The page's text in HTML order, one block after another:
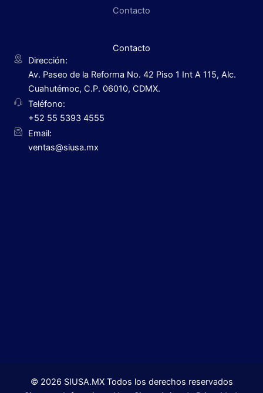
Contacto
Contacto
Dirección:
Av. Paseo de la Reforma No. 42 Piso 1 Int A 115, Alc.
Cuahutémoc, C.P. 06010, CDMX.
Teléfono:
+52 55 5393 4555
Email:
ventas@siusa.mx
© 2026 SIUSA.MX Todos los derechos reservados